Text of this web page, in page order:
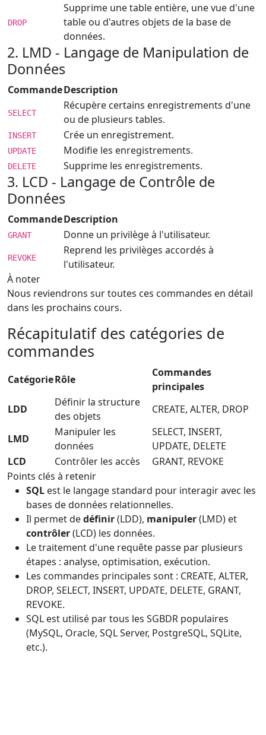
DROP
Supprime une table entière, une vue d'une
table ou d'autres objets de la base de
données.
2. LMD - Langage de Manipulation de
Données
CommandeDescription
SELECT
Récupère certains enregistrements d'une
ou de plusieurs tables.
INSERT Crée un enregistrement.
UPDATE Modifie les enregistrements.
DELETE Supprime les enregistrements.
3. LCD - Langage de Contrôle de
Données
CommandeDescription
GRANT Donne un privilège à l'utilisateur.
REVOKE
Reprend les privilèges accordés à
l'utilisateur.
À noter
Nous reviendrons sur toutes ces commandes en détail
dans les prochains cours.
Récapitulatif des catégories de
commandes
CatégorieRôle
Commandes
principales
LDD
Définir la structure
des objets
CREATE, ALTER, DROP
LMD
Manipuler les
données
SELECT, INSERT,
UPDATE, DELETE
LCD
Contrôler les accès
GRANT, REVOKE
Points clés à retenir
SQL est le langage standard pour interagir avec les
bases de données relationnelles.
Il permet dedéfinir(LDD), manipuler(LMD) et
contrôler(LCD) les données.
Le traitement d'une requête passe par plusieurs
étapes : analyse, optimisation, exécution.
Les commandes principales sont : CREATE, ALTER,
DROP, SELECT, INSERT, UPDATE, DELETE, GRANT,
REVOKE.
SQL est utilisé par tous les SGBDR populaires
(MySQL, Oracle, SQL Server, PostgreSQL, SQLite,
etc.).